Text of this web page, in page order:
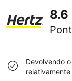
8.6
Devolvendo